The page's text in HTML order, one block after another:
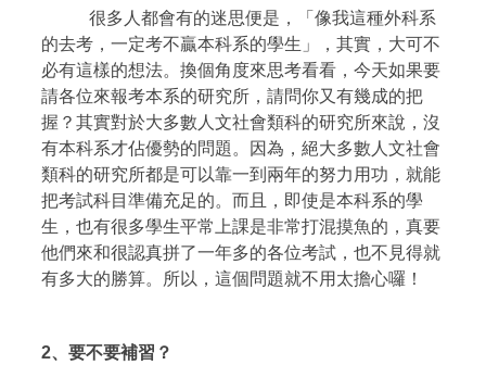
很多人都會有的迷思便是，「像我這種外科系
的去考，一定考不贏本科系的學生」，其實，大可不
必有這樣的想法。換個角度來思考看看，今天如果要
請各位來報考本系的研究所，請問你又有幾成的把
握？其實對於大多數人文社會類科的研究所來說，沒
有本科系才佔優勢的問題。因為，絕大多數人文社會
類科的研究所都是可以靠一到兩年的努力用功，就能
把考試科目準備充足的。而且，即使是本科系的學
生，也有很多學生平常上課是非常打混摸魚的，真要
他們來和很認真拼了一年多的各位考試，也不見得就
有多大的勝算。所以，這個問題就不用太擔心囉！
2、 要不要補習？